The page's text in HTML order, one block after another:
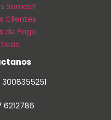
Somos?
Clientes
de Pago
6212786